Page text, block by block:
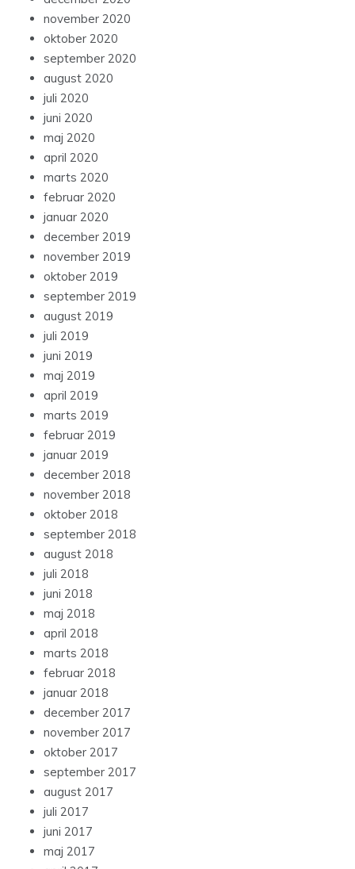
november 2020
oktober 2020
september 2020
august 2020
juli 2020
juni 2020
maj 2020
april 2020
marts 2020
februar 2020
januar 2020
december 2019
november 2019
oktober 2019
september 2019
august 2019
juli 2019
juni 2019
maj 2019
april 2019
marts 2019
februar 2019
januar 2019
december 2018
november 2018
oktober 2018
september 2018
august 2018
juli 2018
juni 2018
maj 2018
april 2018
marts 2018
februar 2018
januar 2018
december 2017
november 2017
oktober 2017
september 2017
august 2017
juli 2017
juni 2017
maj 2017